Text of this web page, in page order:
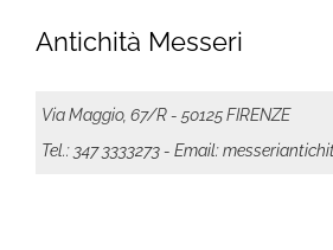
Antichità Messeri
Via Maggio, 67/R - 50125 FIRENZE
Tel.: 347 3333273- Email: